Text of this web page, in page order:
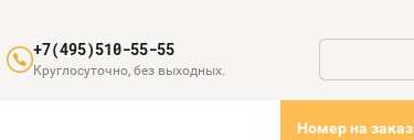
+7(495)510-55-55
Круглосуточно, без выходных.
Номер на заказ